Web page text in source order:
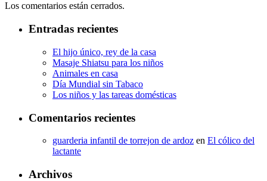
Los comentarios están cerrados.
Entradas recientes
El hijo único, rey de la casa
Masaje Shiatsu para los niños
Animales en casa
Día Mundial sin Tabaco
Los niños y las tareas domésticas
Comentarios recientes
guarderia infantil de torrejon de ardoz en El cólico del
lactante
Archivos